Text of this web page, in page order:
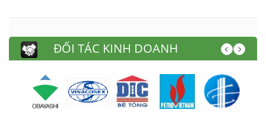
ĐỐI TÁC KINH DOANH